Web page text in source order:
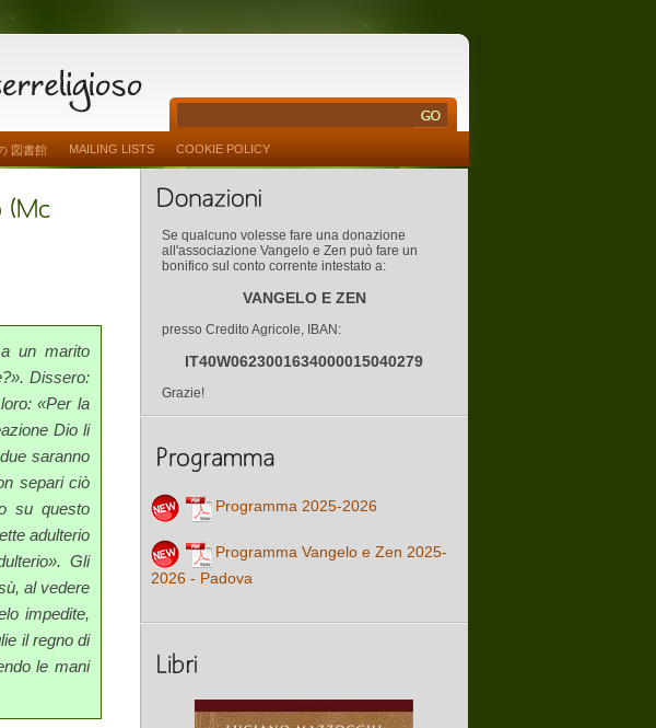
図書館 MAILING LISTS COOKIE POLICY
un marito
Dissero:
«Per la
Dio li
saranno
se­pari ciò
su questo
adulterio
Gli
al vedere
impedite,
il regno di
le mani
Se qualcuno volesse fare una donazione
all'associazione Vangelo e Zen può fare un
bonifico sul conto corrente intestato a:
VANGELO E ZEN
presso Credito Agricole, IBAN:
IT40W0623001634000015040279
Grazie!
Programma 2025-2026
Programma Vangelo e Zen 2025-
2026 - Padova